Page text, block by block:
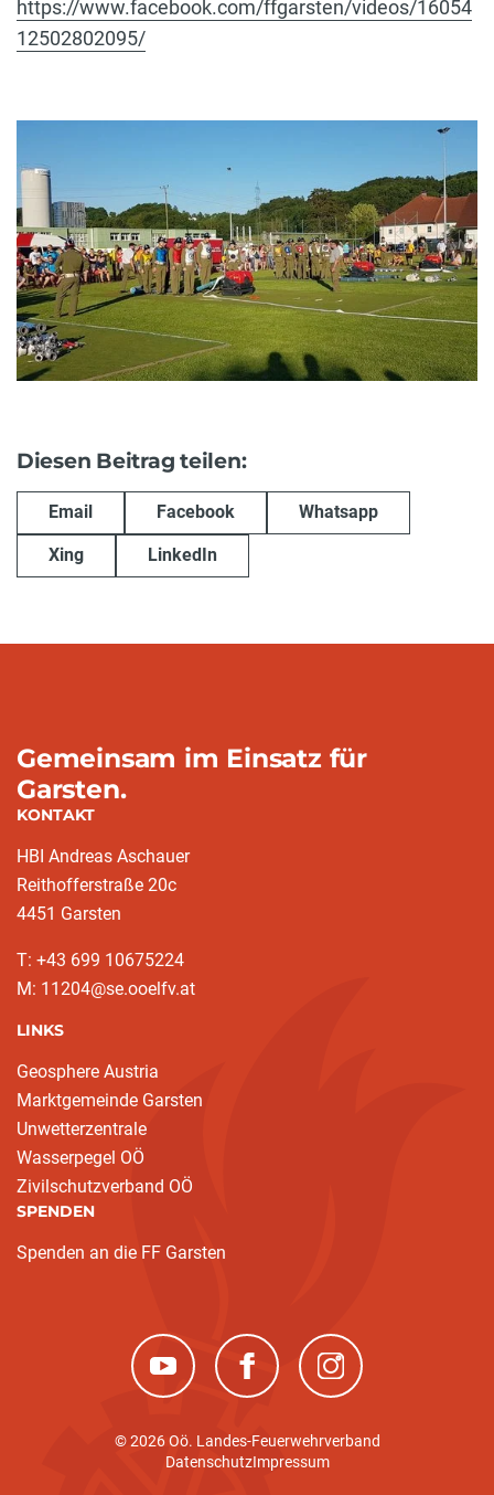
https://www.facebook.com/ffgarsten/videos/16054
12502802095/
Diesen Beitrag teilen:
Email Facebook Whatsapp
Xing LinkedIn
Gemeinsam im Einsatz für
Garsten.
KONTAKT
HBI Andreas Aschauer
Reithofferstraße 20c
4451 Garsten
T: ‭+43 699 10675224‬
M: 11204@se.ooelfv.at
LINKS
Geosphere Austria
Marktgemeinde Garsten
Unwetterzentrale
Wasserpegel OÖ
Zivilschutzverband OÖ
SPENDEN
Spenden an die FF Garsten
(neues Fenster)(neues Fenster)(neues Fenster)
© 2026 Oö. Landes-Feuerwehrverband
DatenschutzImpressum